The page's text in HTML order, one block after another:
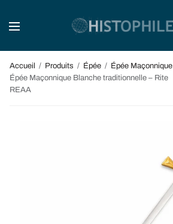
Accueil / Produits / Épée / Épée Maçonnique
Épée Maçonnique Blanche traditionnelle – Rite
REAA